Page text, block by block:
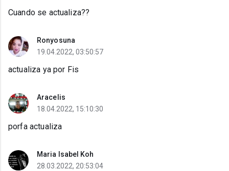
Cuando se actualiza??
Ronyosuna
19.04.2022, 03:50:57
actualiza ya por Fis
Aracelis
18.04.2022, 15:10:30
porfa actualiza
Maria Isabel Koh
28.03.2022, 20:53:04